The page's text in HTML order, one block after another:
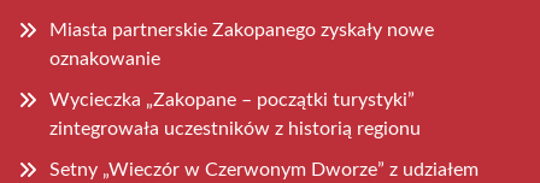
Miasta partnerskie Zakopanego zyskały nowe
oznakowanie
Wycieczka „Zakopane – początki turystyki”
zintegrowała uczestników z historią regionu
Setny „Wieczór w Czerwonym Dworze” z udziałem